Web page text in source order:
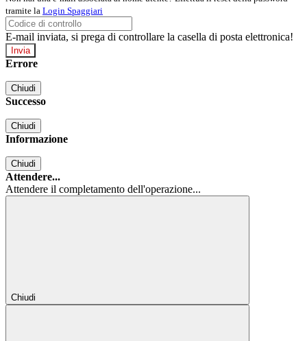
tramite la Login Spaggiari
E-mail inviata, si prega di controllare la casella di posta elettronica!
Errore
Chiudi
Successo
Chiudi
Informazione
Chiudi
Attendere...
Attendere il completamento dell'operazione...
Chiudi